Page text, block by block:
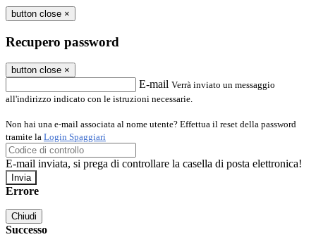
button close ×
Recupero password
button close ×
E-mail Verrà inviato un messaggio
all'indirizzo indicato con le istruzioni necessarie.
Non hai una e-mail associata al nome utente? Effettua il reset della password
tramite la Login Spaggiari
E-mail inviata, si prega di controllare la casella di posta elettronica!
Errore
Chiudi
Successo